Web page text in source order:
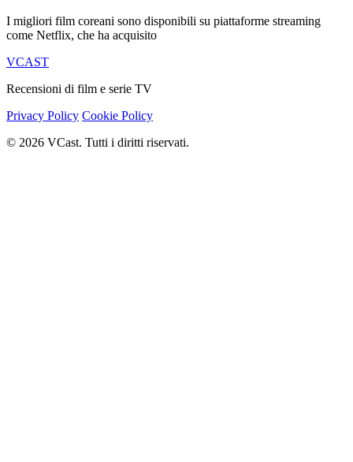
I migliori film coreani sono disponibili su piattaforme streaming
come Netflix, che ha acquisito
VCAST
Recensioni di film e serie TV
Privacy Policy Cookie Policy
© 2026 VCast. Tutti i diritti riservati.